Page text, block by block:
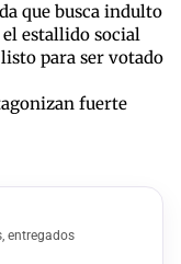
que busca indulto
estallido social
para ser votado
fuerte
entregados